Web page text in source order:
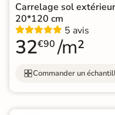
Carrelage sol
20*120 cm
5 avis
32€90 /m²
Commander un